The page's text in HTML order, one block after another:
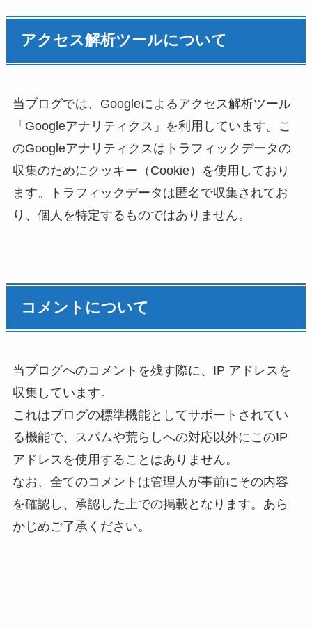
アクセス解析ツールについて
当ブログでは、Googleによるアクセス解析ツール
「Googleアナリティクス」を利用しています。こ
のGoogleアナリティクスはトラフィックデータの
収集のためにクッキー（Cookie）を使用しており
ます。トラフィックデータは匿名で収集されてお
り、個人を特定するものではありません。
コメントについて
当ブログへのコメントを残す際に、IP アドレスを
収集しています。
これはブログの標準機能としてサポートされてい
る機能で、スパムや荒らしへの対応以外にこのIP
アドレスを使用することはありません。
なお、全てのコメントは管理人が事前にその内容
を確認し、承認した上での掲載となります。あら
かじめご了承ください。